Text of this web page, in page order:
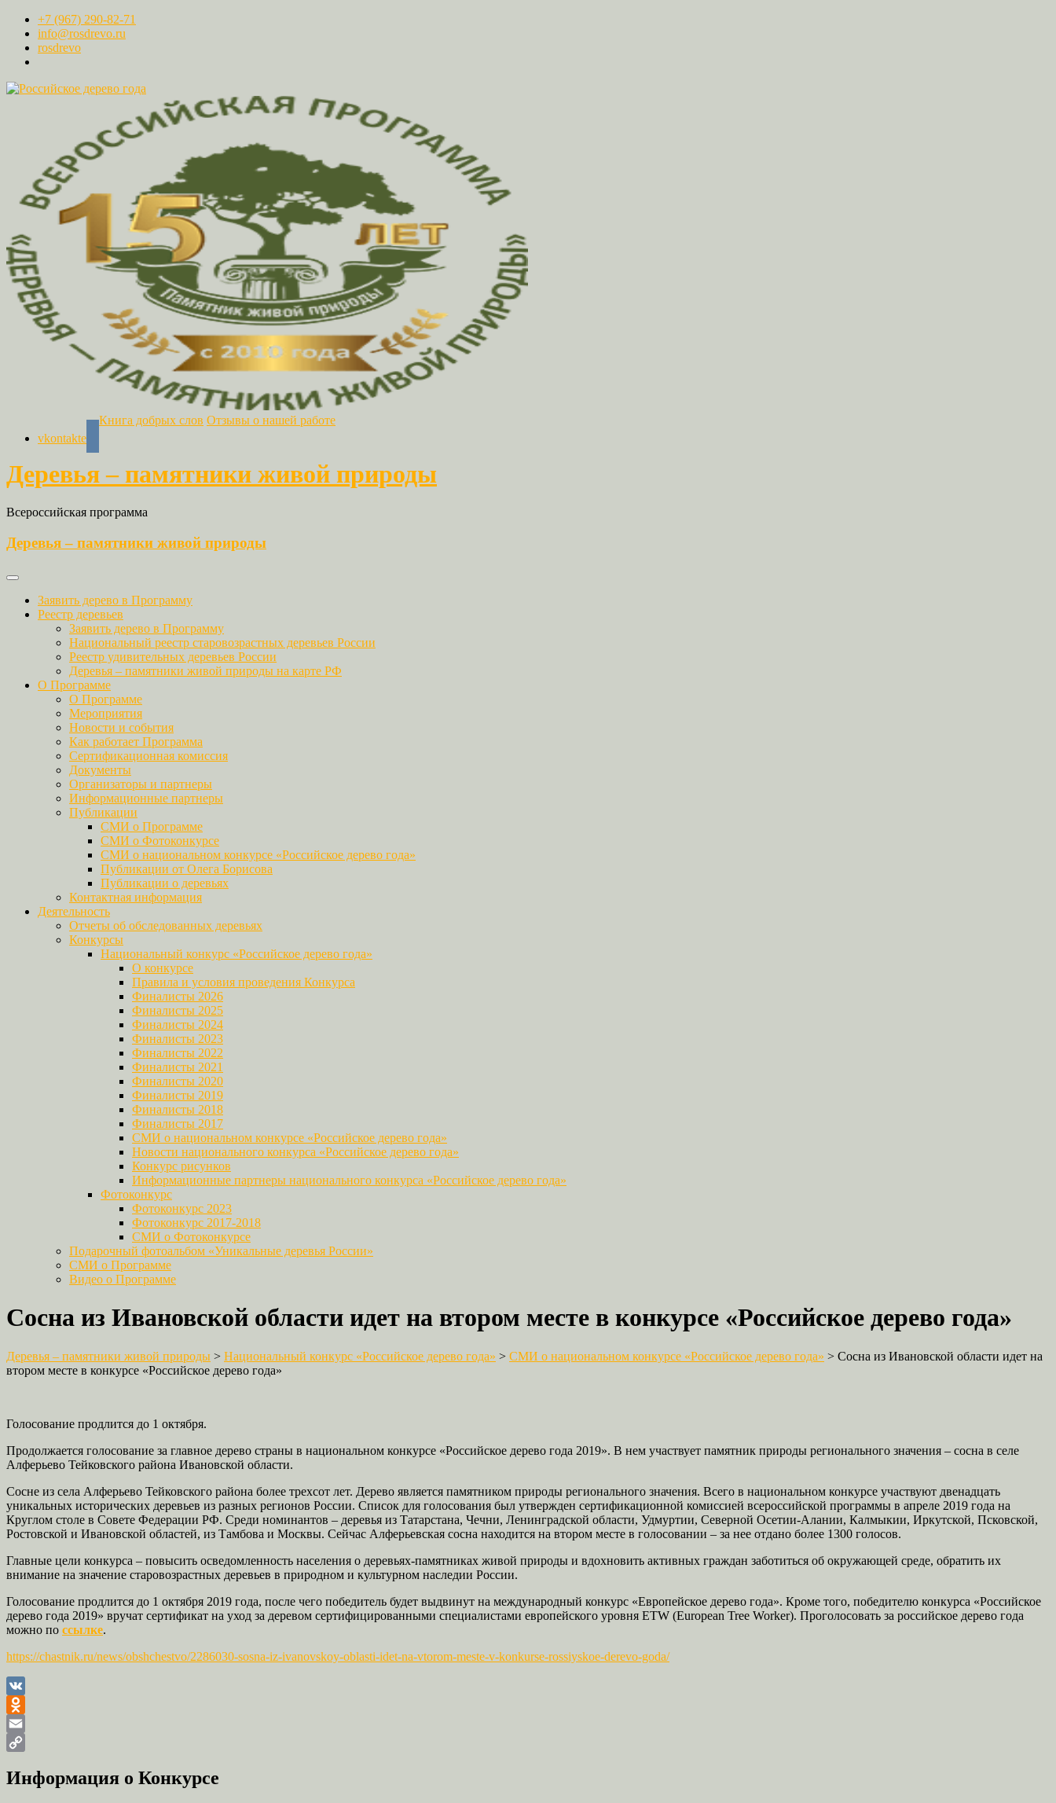
+7 (967) 290-82-71
info@rosdrevo.ru
rosdrevo
vkontakte
Книга добрых слов Отзывы о нашей работе
Деревья – памятники живой природы
Всероссийская программа
Деревья – памятники живой природы
Заявить дерево в Программу
Реестр деревьев
Заявить дерево в Программу
Национальный реестр старовозрастных деревьев России
Реестр удивительных деревьев России
Деревья – памятники живой природы на карте РФ
О Программе
О Программе
Мероприятия
Новости и события
Как работает Программа
Сертификационная комиссия
Документы
Организаторы и партнеры
Информационные партнеры
Публикации
СМИ о Программе
СМИ о Фотоконкурсе
СМИ о национальном конкурсе «Российское дерево года»
Публикации от Олега Борисова
Публикации о деревьях
Контактная информация
Деятельность
Отчеты об обследованных деревьях
Конкурсы
Национальный конкурс «Российское дерево года»
О конкурсе
Правила и условия проведения Конкурса
Финалисты 2026
Финалисты 2025
Финалисты 2024
Финалисты 2023
Финалисты 2022
Финалисты 2021
Финалисты 2020
Финалисты 2019
Финалисты 2018
Финалисты 2017
СМИ о национальном конкурсе «Российское дерево года»
Новости национального конкурса «Российское дерево года»
Конкурс рисунков
Информационные партнеры национального конкурса «Российское дерево года»
Фотоконкурс
Фотоконкурс 2023
Фотоконкурс 2017-2018
СМИ о Фотоконкурсе
Подарочный фотоальбом «Уникальные деревья России»
СМИ о Программе
Видео о Программе
Сосна из Ивановской области идет на втором месте в конкурсе «Российское дерево года»
Деревья – памятники живой природы > Национальный конкурс «Российское дерево года» > СМИ о национальном конкурсе «Российское дерево года» > Сосна из Ивановской области идет на
втором месте в конкурсе «Российское дерево года»
Голосование продлится до 1 октября.
Продолжается голосование за главное дерево страны в национальном конкурсе «Российское дерево года 2019». В нем участвует памятник природы регионального значения – сосна в селе
Алферьево Тейковского района Ивановской области.
Сосне из села Алферьево Тейковского района более трехсот лет. Дерево является памятником природы регионального значения. Всего в национальном конкурсе участвуют двенадцать
уникальных исторических деревьев из разных регионов России. Список для голосования был утвержден сертификационной комиссией всероссийской программы в апреле 2019 года на
Круглом столе в Совете Федерации РФ. Среди номинантов – деревья из Татарстана, Чечни, Ленинградской области, Удмуртии, Северной Осетии-Алании, Калмыкии, Иркутской, Псковской,
Ростовской и Ивановской областей, из Тамбова и Москвы. Сейчас Алферьевская сосна находится на втором месте в голосовании – за нее отдано более 1300 голосов.
Главные цели конкурса – повысить осведомленность населения о деревьях-памятниках живой природы и вдохновить активных граждан заботиться об окружающей среде, обратить их
внимание на значение старовозрастных деревьев в природном и культурном наследии России.
Голосование продлится до 1 октября 2019 года, после чего победитель будет выдвинут на международный конкурс «Европейское дерево года». Кроме того, победителю конкурса «Российское
дерево года 2019» вручат сертификат на уход за деревом сертифицированными специалистами европейского уровня ETW (European Tree Worker). Проголосовать за российское дерево года
можно по ссылке.
https://chastnik.ru/news/obshchestvo/2286030-sosna-iz-ivanovskoy-oblasti-idet-na-vtorom-meste-v-konkurse-rossiyskoe-derevo-goda/
VK
Odnoklassniki
Email
Link
Информация о Конкурсе